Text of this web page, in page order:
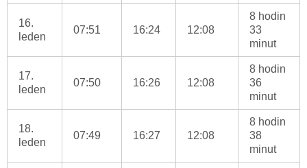
16.
leden
07:51 16:24 12:08
8 hodin
33
minut
17.
leden
07:50 16:26 12:08
8 hodin
36
minut
18.
leden
07:49 16:27 12:08
8 hodin
38
minut